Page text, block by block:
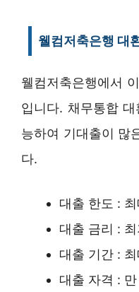
웰컴저축은행 대
웰컴저축은행에서
입니다. 채무통합
능하여 기대출이 많
다.
대출 한도 : 최
대출 금리 :
대출 기간 :
대출 자격 :